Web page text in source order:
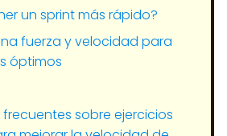
un sprint más rápido?
fuerza y velocidad para
óptimos
sobre ejercicios